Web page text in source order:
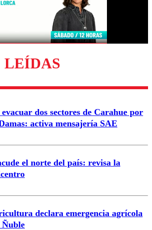
Enviar comentario
LEÍDAS
dos sectores de Carahue por
activa mensajería SAE
el norte del país: revisa la
declara emergencia agrícola